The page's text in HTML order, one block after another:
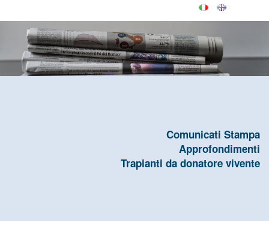
Comunicati Stampa
Approfondimenti
Trapianti da donatore vivente